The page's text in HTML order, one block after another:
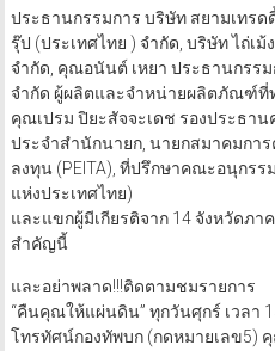
ประธานกรรมการ บริษัท สยามเทรด
รุ๊ป (ประเทศไทย ) จำกัด, บริษัท ไถ่เ
จำกัด, คุณอนันต์ เหยา ประธานกรร
จำกัด ผู้ผลิตและจำหน่ายผลิตภัณฑ์ที่ท
คุณเปรม ปิยะสัจจะเดช รองประธ
ประจำสำนักนายก, นายกสมาคมการ
ลงทุน (PEITA), ที่ปรึกษาคณะอนุกร
แห่งประเทศไทย)
และแขกผู้มีเกียรติจาก 14 จังหวัดภ
สำคัญนี้
และอย่าพลาด!!!ติดตามชมรายการ
“คืนคุณให้แผ่นดิน” ทุกวันศุกร์ เวลา
โทรทัศน์กองทัพบก (กดหมายเลข5)